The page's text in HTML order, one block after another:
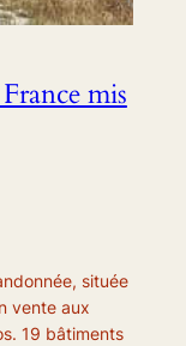
mis
située
vente aux
19 bâtiments